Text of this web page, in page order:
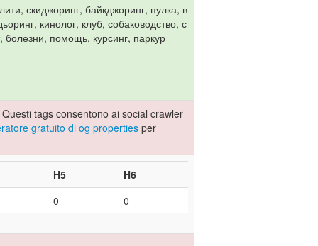
скиджоринг, байкджоринг, пулка, в
кинолог, клуб, собаководство, с
помощь, курсинг, паркур
tags consentono ai social crawler
gratuito di og propertiesper
H5
H6
0 0